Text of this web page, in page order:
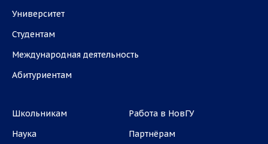
Университет
Студентам
Международная деятельность
Абитуриентам
Школьникам
Наука
Работа в НовГУ
Партнёрам